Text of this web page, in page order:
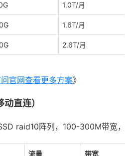
1.0T/月
1.6T/月
2.6T/月
官网查看更多方案》
直连）
raid10阵列，100-300M带宽
流量 带宽